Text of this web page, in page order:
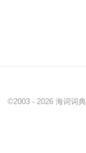
©2003 - 2026 海词词典